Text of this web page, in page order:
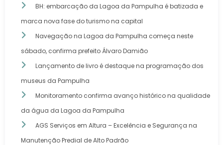
BH: embarcação da Lagoa da Pampulha é batizada e
marca nova fase do turismo na capital
Navegação na Lagoa da Pampulha começa neste
sábado, confirma prefeito Álvaro Damião
Lançamento de livro é destaque na programação dos
museus da Pampulha
Monitoramento confirma avanço histórico na qualidade
da água da Lagoa da Pampulha
AGS Serviços em Altura – Excelência e Segurança na
Manutenção Predial de Alto Padrão